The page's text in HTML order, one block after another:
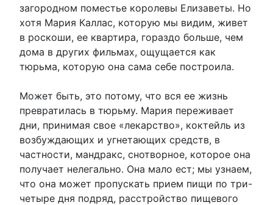
загородном поместье королевы Елизаветы. Но
хотя Мария Каллас, которую мы видим, живет
в роскоши, ее квартира, гораздо больше, чем
дома в других фильмах, ощущается как
тюрьма, которую она сама себе построила.
Может быть, это потому, что вся ее жизнь
превратилась в тюрьму. Мария переживает
дни, принимая свое «лекарство», коктейль из
возбуждающих и угнетающих средств, в
частности, мандракс, снотворное, которое она
получает нелегально. Она мало ест; мы узнаем,
что она может пропускать прием пищи по три-
четыре дня подряд, расстройство пищевого